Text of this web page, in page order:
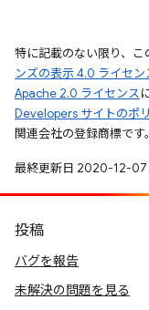
特に記載のない限り、
ンズの表示 4.0 ライセン
Apache 2.0 ライセンス
Developers サイトのポ
関連会社の登録商標です。
最終更新日 2020-12-07
投稿
バグを報告
未解決の問題を見る